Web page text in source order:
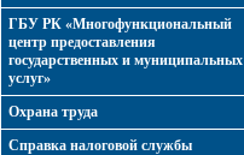
ГБУ РК «Многофункциональный
центр предоставления
государственных и муниципальных
услуг»
Охрана труда
Справка налоговой службы